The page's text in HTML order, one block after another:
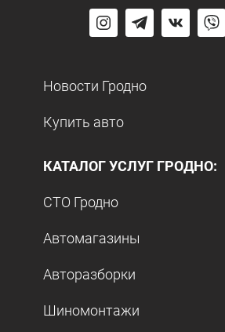
Новости Гродно
Купить авто
КАТАЛОГ УСЛУГ ГРОДНО:
СТО Гродно
Автомагазины
Авторазборки
Шиномонтажи